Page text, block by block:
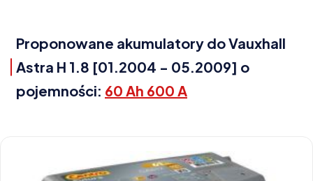
Proponowane akumulatory do Vauxhall
Astra H 1.8 [01.2004 - 05.2009] o
pojemności: 60 Ah 600 A